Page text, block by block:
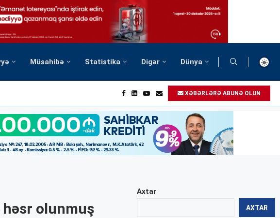
Müsahibə Statistika Digər Dünya
XƏBƏRLƏRƏ ABUNƏ OLUN
olunmuş
Axtar
AXTAR